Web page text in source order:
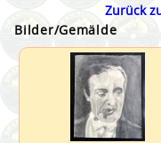
Zurück
Bilder/Gemälde